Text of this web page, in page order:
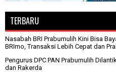
TERBARU
Nasabah BRI Prabumulih Kini Bisa
BRImo, Transaksi Lebih Cepat dan
Pengurus DPC PAN Prabumulih
dan Rakerda